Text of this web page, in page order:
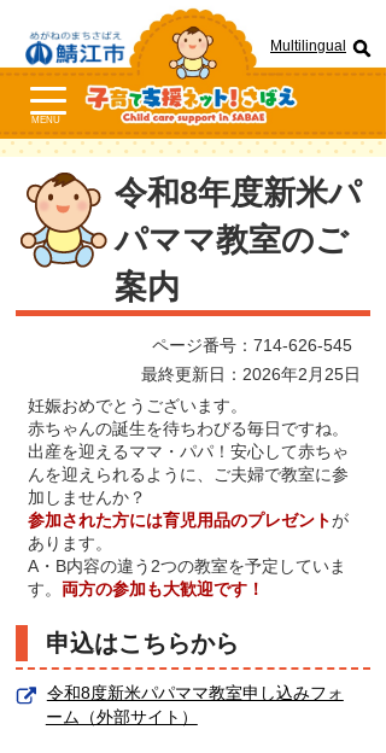
Multilingual
MENU
令和8年度新米パ
パママ教室のご
案内
ページ番号：714-626-545
最終更新日：2026年2月25日
妊娠おめでとうございます。
赤ちゃんの誕生を待ちわびる毎日ですね。
出産を迎えるママ・パパ！安心して赤ちゃ
んを迎えられるように、ご夫婦で教室に参
加しませんか？
参加された方には育児用品のプレゼントが
あります。
A・B内容の違う2つの教室を予定していま
す。 両方の参加も大歓迎です！
申込はこちらから
令和8度新米パパママ教室申し込みフォ
ーム（外部サイト）